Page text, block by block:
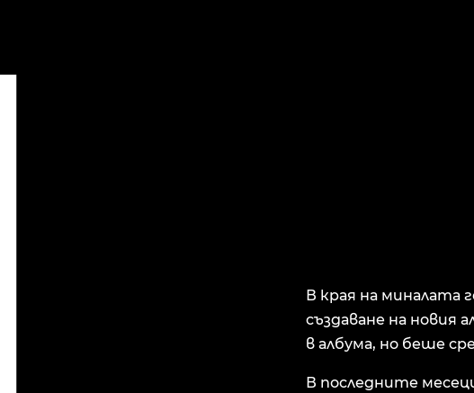
В края на миналата
създаване на новия
в албума, но беше
В последните